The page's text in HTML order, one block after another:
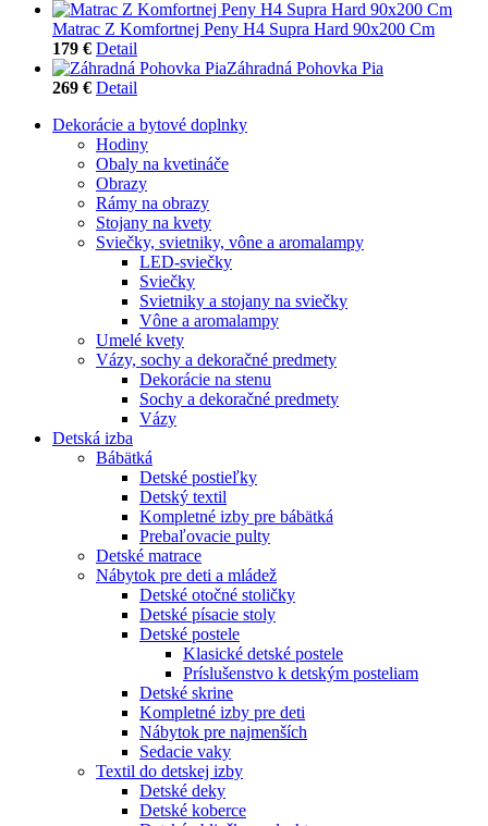
Matrac Z Komfortnej Peny H4 Supra Hard 90x200 Cm
179 € Detail
Záhradná Pohovka Pia
269 € Detail
Dekorácie a bytové doplnky
Hodiny
Obaly na kvetináče
Obrazy
Rámy na obrazy
Stojany na kvety
Sviečky, svietniky, vône a aromalampy
LED-sviečky
Sviečky
Svietniky a stojany na sviečky
Vône a aromalampy
Umelé kvety
Vázy, sochy a dekoračné predmety
Dekorácie na stenu
Sochy a dekoračné predmety
Vázy
Detská izba
Bábätká
Detské postieľky
Detský textil
Kompletné izby pre bábätká
Prebaľovacie pulty
Detské matrace
Nábytok pre deti a mládež
Detské otočné stoličky
Detské písacie stoly
Detské postele
Klasické detské postele
Príslušenstvo k detským posteliam
Detské skrine
Kompletné izby pre deti
Nábytok pre najmenších
Sedacie vaky
Textil do detskej izby
Detské deky
Detské koberce